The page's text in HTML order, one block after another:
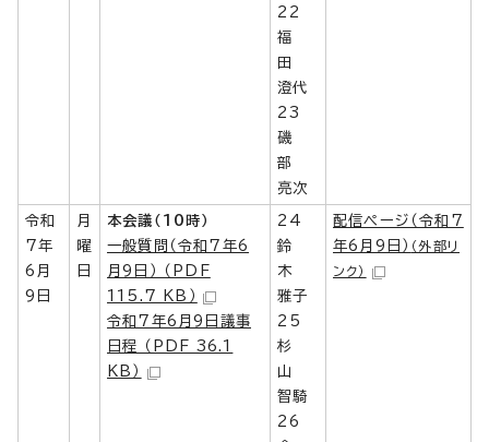
22
福
田
澄代
23
磯
部
亮次
令和
7年
6月
9日
月
曜
日
本会議（10時）
一般質問（令和7年6
月9日） （PDF
115.7 KB）
令和7年6月9日議事
日程 （PDF 36.1
KB）
24
鈴
木
雅子
25
杉
山
智騎
26
配信ページ（令和7
年6月9日） （外部リ
ンク）